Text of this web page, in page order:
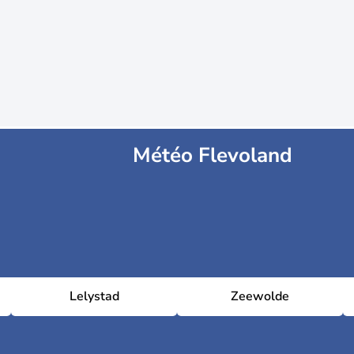
Météo Flevoland
Lelystad Zeewolde